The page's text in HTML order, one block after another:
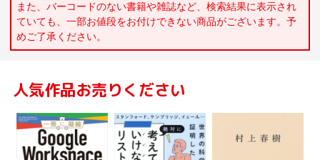
また、バーコードのない書籍や雑誌など、検索結果に表示され
ていても、一部お値段をお付けできない商品がございます。予
めご了承ください。
人気作品お売りください